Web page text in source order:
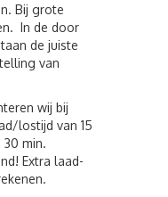
Bij grote
In de door
de juiste
van
wij bij
lostijd van 15
min.
Extra laad-